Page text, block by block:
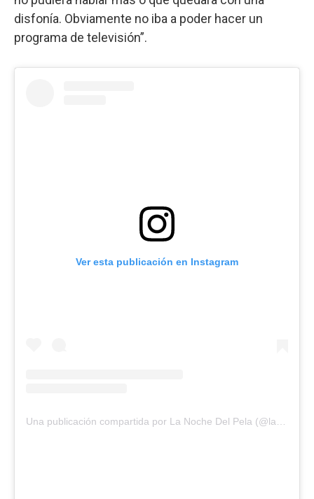
disfonía. Obviamente no iba a poder hacer un
programa de televisión”.
Ver esta publicación en Instagram